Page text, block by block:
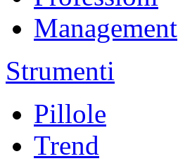
Management
Strumenti
Pillole
Trend